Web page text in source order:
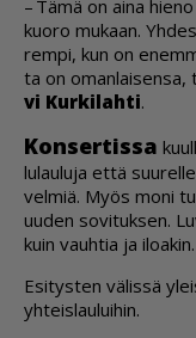
– Tämä on ai­na
kuo­ro mu­kaan.
rem­pi, kun on
ta on oman­lai­sen­sa,
vi Kur­ki­lah­ti.
Kon­ser­tis­sa
lu­lau­lu­ja et­tä
vel­miä. Myös moni
uu­den so­vi­tuk­sen.
kuin vauh­tia ja ilo­a­kin.
Esi­tys­ten vä­lis­sä
yh­teis­lau­lui­hin.